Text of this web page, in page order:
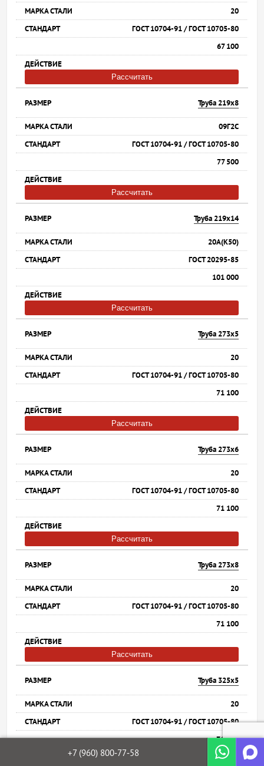
+7 (960) 800‐77‐58
20
ГОСТ 10704-91 / ГОСТ 10705-80
67 100
Рассчитать
Труба 219х8
09Г2С
ГОСТ 10704-91 / ГОСТ 10705-80
77 500
Рассчитать
Труба 219х14
20А(К50)
ГОСТ 20295-85
101 000
Рассчитать
Труба 273х5
20
ГОСТ 10704-91 / ГОСТ 10705-80
71 100
Рассчитать
Труба 273х6
20
ГОСТ 10704-91 / ГОСТ 10705-80
71 100
Рассчитать
Труба 273х8
20
ГОСТ 10704-91 / ГОСТ 10705-80
71 100
Рассчитать
Труба 325х5
20
ГОСТ 10704-91 / ГОСТ 10705-80
71 100